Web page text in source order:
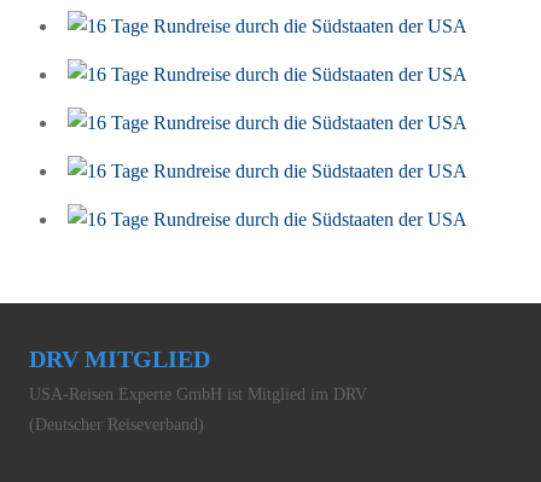
DRV MITGLIED
USA-Reisen Experte GmbH ist Mitglied im DRV
(Deutscher Reiseverband)